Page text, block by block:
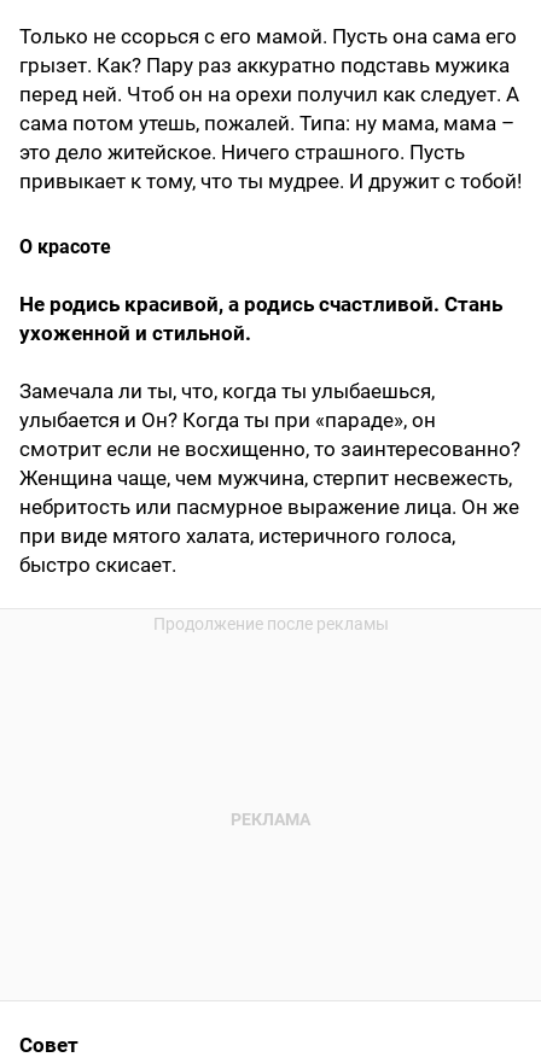
Только не ссорься с его мамой. Пусть она сама его
грызет. Как? Пару раз аккуратно подставь мужика
перед ней. Чтоб он на орехи получил как следует. А
сама потом утешь, пожалей. Типа: ну мама, мама –
это дело житейское. Ничего страшного. Пусть
привыкает к тому, что ты мудрее. И дружит с тобой!
О красоте
Не родись красивой, а родись счастливой. Стань
ухоженной и стильной.
Замечала ли ты, что, когда ты улыбаешься,
улыбается и Он? Когда ты при «параде», он
смотрит если не восхищенно, то заинтересованно?
Женщина чаще, чем мужчина, стерпит несвежесть,
небритость или пасмурное выражение лица. Он же
при виде мятого халата, истеричного голоса,
быстро скисает.
Совет